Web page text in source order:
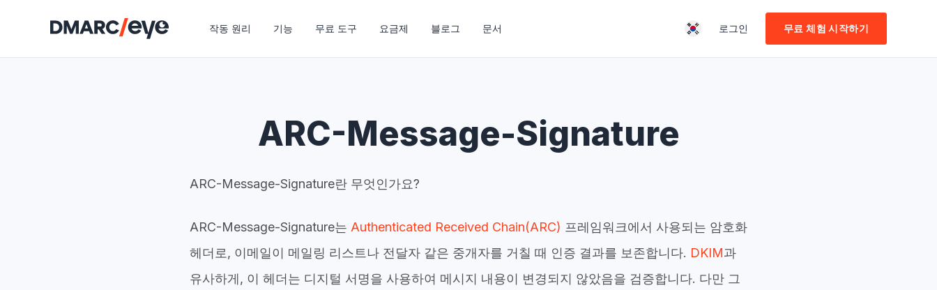
작동 원리 기능 무료 도구 요금제 블로그 문서 로그인 무료 체험 시작하기
ARC-Message-Signature
ARC-Message-Signature란 무엇인가요?
ARC-Message-Signature는 Authenticated Received Chain(ARC) 프레임워크에서 사용되는 암호화
헤더로, 이메일이 메일링 리스트나 전달자 같은 중개자를 거칠 때 인증 결과를 보존합니다. DKIM과
유사하게, 이 헤더는 디지털 서명을 사용하여 메시지 내용이 변경되지 않았음을 검증합니다. 다만 그